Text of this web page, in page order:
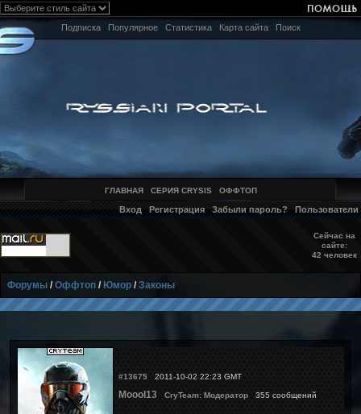
Подписка Популярное Статистика Карта сайта Поиск
ГЛАВНАЯ СЕРИЯ CRYSIS ОФФТОП
Вход Регистрация Забыли пароль? Пользователи
Сейчас на
сайте:
42 человек
Форумы /Оффтоп / Юмор /Законы
#13675 2011-10-02 22:23 GMT
Moool13 CryTeam: Модератор 355 сообщений